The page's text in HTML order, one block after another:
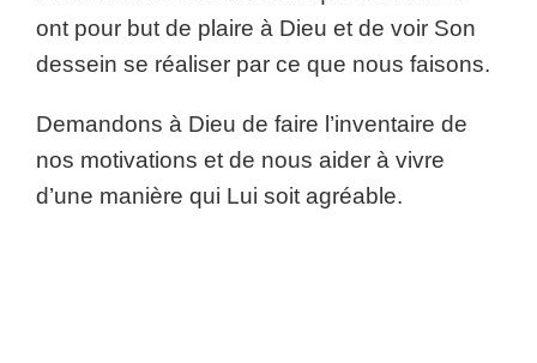
ont pour but de plaire à Dieu et de voir Son
dessein se réaliser par ce que nous faisons.
Demandons à Dieu de faire l’inventaire de
nos motivations et de nous aider à vivre
d’une manière qui Lui soit agréable.